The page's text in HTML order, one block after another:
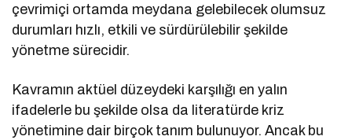
çevrimiçi ortamda meydana gelebilecek olumsuz
durumları hızlı, etkili ve sürdürülebilir şekilde
yönetme sürecidir.
Kavramın aktüel düzeydeki karşılığı en yalın
ifadelerle bu şekilde olsa da literatürde kriz
yönetimine dair birçok tanım bulunuyor. Ancak bu